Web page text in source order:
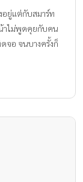
ยู่แต่กับสมาร์ท
าไม่พูดคุยกับคน
จอ จนบางครั้งก็